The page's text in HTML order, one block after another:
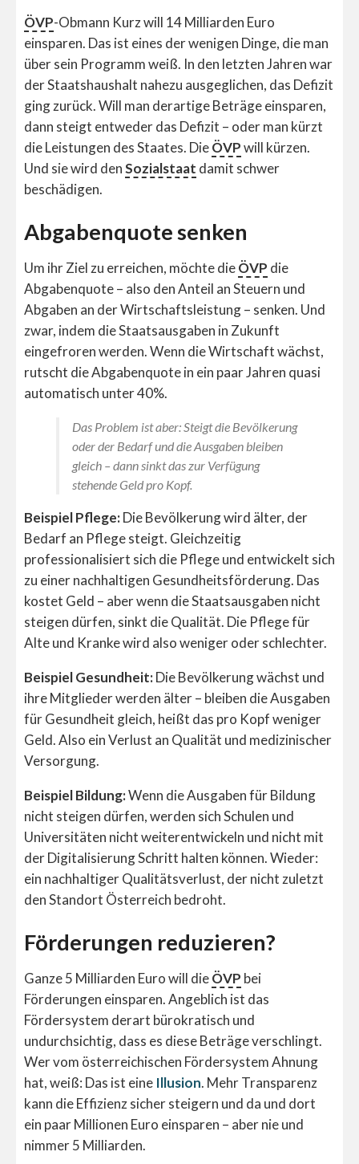
ÖVP-Obmann Kurz will 14 Milliarden Euro
einsparen. Das ist eines der wenigen Dinge, die man
über sein Programm weiß. In den letzten Jahren war
der Staatshaushalt nahezu ausgeglichen, das Defizit
ging zurück. Will man derartige Beträge einsparen,
dann steigt entweder das Defizit – oder man kürzt
die Leistungen des Staates. DieÖVPwill kürzen.
Und sie wird denSozialstaat damit schwer
beschädigen.
Abgabenquote senken
Um ihr Ziel zu erreichen, möchte dieÖVP die
Abgabenquote – also den Anteil an Steuern und
Abgaben an der Wirtschaftsleistung ­­– senken. Und
zwar, indem die Staatsausgaben in Zukunft
eingefroren werden. Wenn die Wirtschaft wächst,
rutscht die Abgabenquote in ein paar Jahren quasi
automatisch unter 40%.
Das Problem ist aber: Steigt die Bevölkerung
oder der Bedarf und die Ausgaben bleiben
gleich – dann sinkt das zur Verfügung
stehende Geld pro Kopf.
Beispiel Pflege:Die Bevölkerung wird älter, der
Bedarf an Pflege steigt. Gleichzeitig
professionalisiert sich die Pflege und entwickelt sich
zu einer nachhaltigen Gesundheitsförderung. Das
kostet Geld – aber wenn die Staatsausgaben nicht
steigen dürfen, sinkt die Qualität. Die Pflege für
Alte und Kranke wird also weniger oder schlechter.
Beispiel Gesundheit:Die Bevölkerung wächst und
ihre Mitglieder werden älter – bleiben die Ausgaben
für Gesundheit gleich, heißt das pro Kopf weniger
Geld. Also ein Verlust an Qualität und medizinischer
Versorgung.
Beispiel Bildung:Wenn die Ausgaben für Bildung
nicht steigen dürfen, werden sich Schulen und
Universitäten nicht weiterentwickeln und nicht mit
der Digitalisierung Schritt halten können. Wieder:
ein nachhaltiger Qualitätsverlust, der nicht zuletzt
den Standort Österreich bedroht.
Förderungen reduzieren?
Ganze 5 Milliarden Euro will dieÖVP bei
Förderungen einsparen. Angeblich ist das
Fördersystem derart bürokratisch und
undurchsichtig, dass es diese Beträge verschlingt.
Wer vom österreichischen Fördersystem Ahnung
hat, weiß: Das ist eine Illusion. Mehr Transparenz
kann die Effizienz sicher steigern und da und dort
ein paar Millionen Euro einsparen – aber nie und
nimmer 5 Milliarden.